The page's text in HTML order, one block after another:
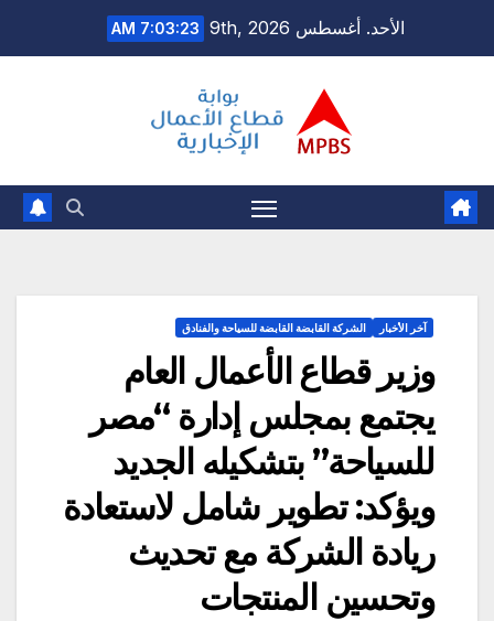
الأحد. أغسطس 9th, 2026 7:03:24 AM
آخر الأخبار الشركة القابضة القابضة للسياحة والفنادق
وزير قطاع الأعمال العام
يجتمع بمجلس إدارة “مصر
للسياحة” بتشكيله الجديد
ويؤكد: تطوير شامل لاستعادة
ريادة الشركة مع تحديث
وتحسين المنتجات